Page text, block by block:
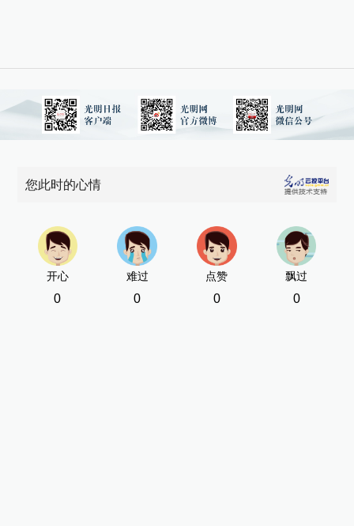
您此时的心情
开心
0
难过
0
点赞
0
飘过
0